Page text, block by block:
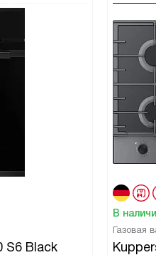
S6 Black
В
Газовая